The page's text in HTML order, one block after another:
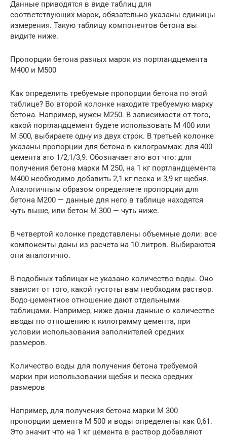
Данные приводятся в виде таблиц для
соответствующих марок, обязательно указаны единицы
измерения. Такую таблицу компонентов бетона вы
видите ниже.
Пропорции бетона разных марок из портландцемента
М400 и М500
Как определить требуемые пропорции бетона по этой
таблице? Во второй колонке находите требуемую марку
бетона. Например, нужен M250. В зависимости от того,
какой портландцемент будете использовать М 400 или
М 500, выбираете одну из двух строк. В третьей колонке
указаны пропорции для бетона в килограммах: для 400
цемента это 1/2,1/3,9. Обозначает это вот что: для
получения бетона марки М 250, на 1 кг портландцемента
М400 необходимо добавить 2,1 кг песка и 3,9 кг щебня.
Аналогичным образом определяете пропорции для
бетона М200 — данные для него в таблице находятся
чуть выше, или бетон М 300 — чуть ниже.
В четвертой колонке представлены объемные доли: все
компоненты даны из расчета на 10 литров. Выбираются
они аналогично.
В подобных таблицах не указано количество воды. Оно
зависит от того, какой густоты вам необходим раствор.
Водо-цементное отношение дают отдельными
таблицами. Например, ниже даны данные о количестве
вводы по отношению к килограмму цемента, при
условии использования заполнителей средних
размеров.
Количество воды для получения бетона требуемой
марки при использовании щебня и песка средних
размеров
Например, для получения бетона марки М 300
пропорции цемента М 500 и воды определены как 0,61.
Это значит что на 1 кг цемента в раствор добавляют